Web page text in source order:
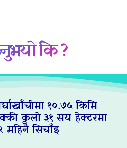
कि ?
१०.७५ किमि
कुलो ३१ सय हेक्टरमा
महिनै सिचाँइ